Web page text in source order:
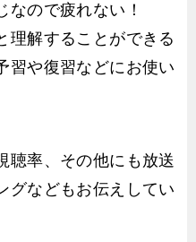
なので疲れない！
理解することができる
習や復習などにお使い
聴率、その他にも放送
グなどもお伝えしてい